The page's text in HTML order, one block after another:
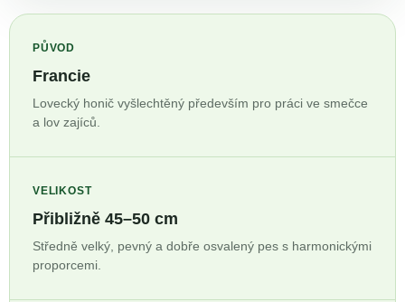
PŮVOD
Francie
Lovecký honič vyšlechtěný především pro práci ve smečce
a lov zajíců.
VELIKOST
Přibližně 45–50 cm
Středně velký, pevný a dobře osvalený pes s harmonickými
proporcemi.